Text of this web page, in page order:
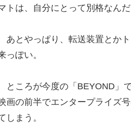
トは、自分にとって別格なんだ
とやっぱり、転送装置とかト
っぽい。
ころが今度の「BEYOND」
画の前半でエンタープライズ
しまう。